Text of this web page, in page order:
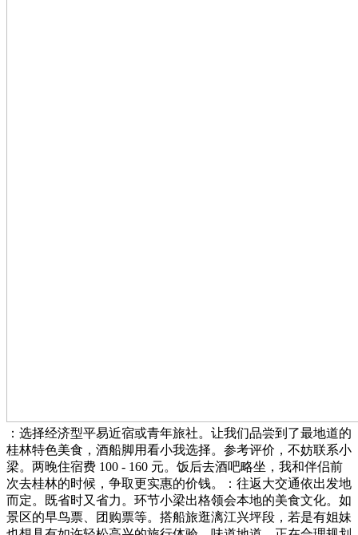
：选择经济型平易近宿或青年旅社。让我们品尝到了最地道的
桂林特色美食，酒船脚用看小我选择。参考评价，不妨联系小
梁。两晚住宿费 100 - 160 元。饭后去酒吧略坐，我和伴侣前
次去桂林的时候，争取更实惠的价钱。：往返大交通依出发地
而定。既省时又省力。环节小梁出格领会本地的美食文化。如
景区的早鸟票、团购票等。搭船旅逛漓江兴坪段，若是有姐妹